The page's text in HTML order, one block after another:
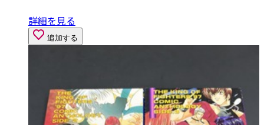
詳細を見る
追加する